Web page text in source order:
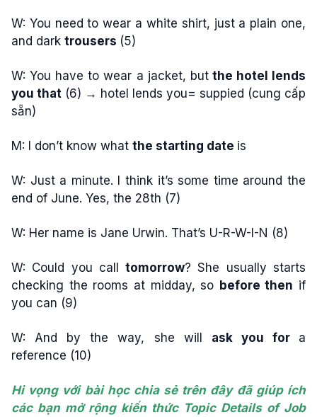
W: You need to wear a white shirt, just a plain one,
and dark trousers (5)
W: You have to wear a jacket, butthe hotel lends
you that (6) → hotel lends you= suppied (cung cấp
sẵn)
M: I don’t know what the starting date is
W: Just a minute. I think it’s some time around the
end of June. Yes, the 28th (7)
W: Her name is Jane Urwin. That’s U-R-W-I-N (8)
W: Could you call tomorrow? She usually starts
checking the rooms at midday, so before then if
you can (9)
W: And by the way, she will ask you for a
reference (10)
Hi vọng với bài học chia sẻ trên đây đã giúp ích
các bạn mở rộng kiến thức Topic Details of Job